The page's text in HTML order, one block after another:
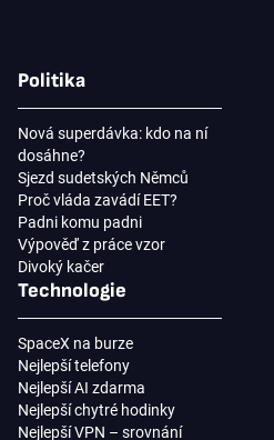
Politika
Nová superdávka: kdo na ní
dosáhne?
Sjezd sudetských Němců
Proč vláda zavádí EET?
Padni komu padni
Výpověď z práce vzor
Divoký kačer
Technologie
SpaceX na burze
Nejlepší telefony
Nejlepší AI zdarma
Nejlepší chytré hodinky
Nejlepší VPN – srovnání